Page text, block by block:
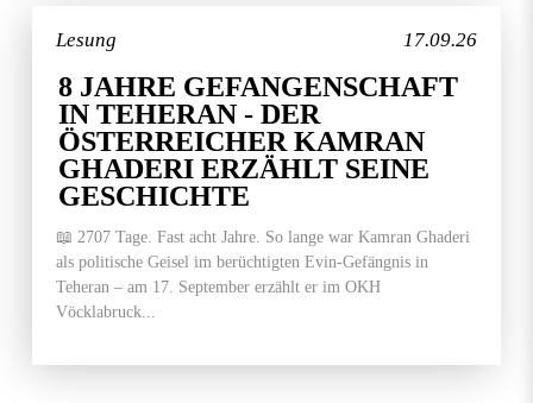
17.09.26
Lesung
8 JAHRE GEFANGENSCHAFT
IN TEHERAN - DER
ÖSTERREICHER KAMRAN
GHADERI ERZÄHLT SEINE
GESCHICHTE
📖 2707 Tage. Fast acht Jahre. So lange war Kamran Ghaderi
als politische Geisel im berüchtigten Evin-Gefängnis in
Teheran – am 17. September erzählt er im OKH
Vöcklabruck...